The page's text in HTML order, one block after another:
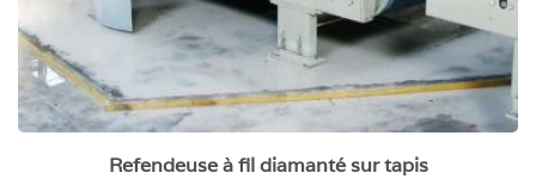
Refendeuse à fil diamanté sur tapis